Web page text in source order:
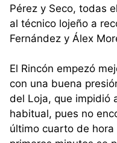
Pérez y Seco, todas
al técnico lojeño a
Fernández y Álex
El Rincón empezó
con una buena
del Loja, que impidió
habitual, pues no
último cuarto de